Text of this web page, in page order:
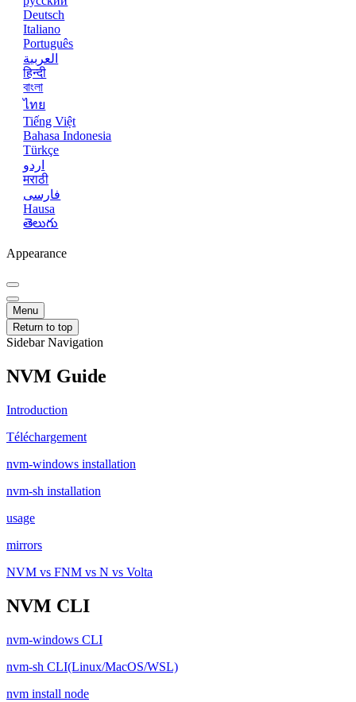
Deutsch
Italiano
Português
العربية
हिन्दी
বাংলা
ไทย
Tiếng Việt
Bahasa Indonesia
Türkçe
اردو
मराठी
فارسی
Hausa
తెలుగు
Appearance
Menu
Return to top
Sidebar Navigation
NVM Guide
Introduction
Téléchargement
nvm-windows installation
nvm-sh installation
usage
mirrors
NVM vs FNM vs N vs Volta
NVM CLI
nvm-windows CLI
nvm-sh CLI(Linux/MacOS/WSL)
nvm install node